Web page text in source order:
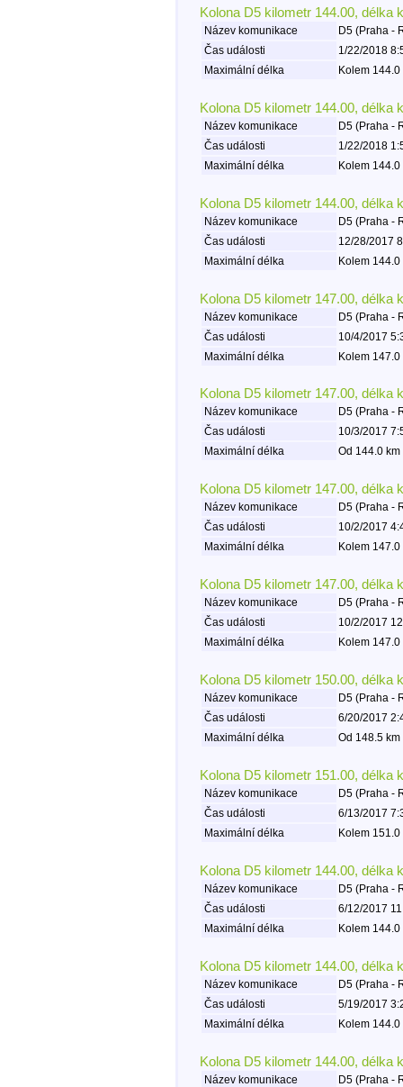
Kolona D5 kilometr 144.00, délka
Název komunikace
D5 (Praha -
Čas události
1/22/2018
Maximální délka
Kolem
Kolona D5 kilometr 144.00, délka
Název komunikace
D5 (Praha -
Čas události
1/22/2018
Maximální délka
Kolem
Kolona D5 kilometr 144.00, délka
Název komunikace
D5 (Praha -
Čas události
12/28/2017
Maximální délka
Kolem
Kolona D5 kilometr 147.00, délka
Název komunikace
D5 (Praha -
Čas události
10/4/2017
Maximální délka
Kolem
Kolona D5 kilometr 147.00, délka
Název komunikace
D5 (Praha -
Čas události
10/3/2017
Maximální délka
Od 144.0
Kolona D5 kilometr 147.00, délka
Název komunikace
D5 (Praha -
Čas události
10/2/2017
Maximální délka
Kolem
Kolona D5 kilometr 147.00, délka
Název komunikace
D5 (Praha -
Čas události
10/2/2017
Maximální délka
Kolem
Kolona D5 kilometr 150.00, délka
Název komunikace
D5 (Praha -
Čas události
6/20/2017
Maximální délka
Od 148.5
Kolona D5 kilometr 151.00, délka
Název komunikace
D5 (Praha -
Čas události
6/13/2017
Maximální délka
Kolem
Kolona D5 kilometr 144.00, délka
Název komunikace
D5 (Praha -
Čas události
6/12/2017
Maximální délka
Kolem
Kolona D5 kilometr 144.00, délka
Název komunikace
D5 (Praha -
Čas události
5/19/2017
Maximální délka
Kolem
Kolona D5 kilometr 144.00, délka
Název komunikace
D5 (Praha -